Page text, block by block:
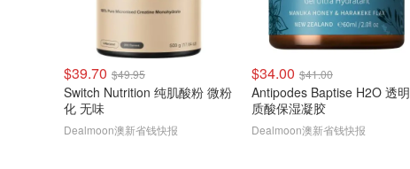
$39.70 $49.95
Switch Nutrition 纯肌酸粉 微粉
化 无味
Dealmoon澳新省钱快报
$34.00 $41.00
Antipodes Baptise H2O 透明
质酸保湿凝胶
Dealmoon澳新省钱快报